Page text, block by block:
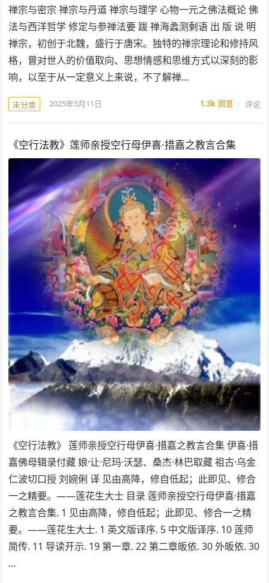
禅宗与密宗 禅宗与丹道 禅宗与理学 心物一元之佛法概论 佛
法与西洋哲学 修定与参禅法要 跋 禅海蠡测剩语 出 版 说 明
禅宗，初创于北魏，盛行于唐宋。独特的禅宗理论和修持风
格，曾对世人的价值取向、思想情感和思维方式以深刻的影
响，以至于从一定意义上来说，不了解禅…
未分类 2025年5月11日 1.3k浏览 评论
《空行法教》莲师亲授空行母伊喜·措嘉之教言合集
《空行法教》 莲师亲授空行母伊喜·措嘉之教言合集 伊喜·措
嘉佛母辑录付藏 娘·让·尼玛·沃瑟、桑杰·林巴取藏 祖古·乌金
仁波切口授 刘婉俐 译 见由高降，修自低起；此即见、修合
一之精要。——莲花生大士 目录 莲师亲授空行母伊喜·措嘉
之教言合集. 1 见由高降，修自低起；此即见、修合一之精
要。——莲花生大士. 1 英文版译序. 5 中文版译序. 10 莲师
简传. 11 导读开示. 19 第一章. 22 第二章皈依. 30 外皈依. 30
…